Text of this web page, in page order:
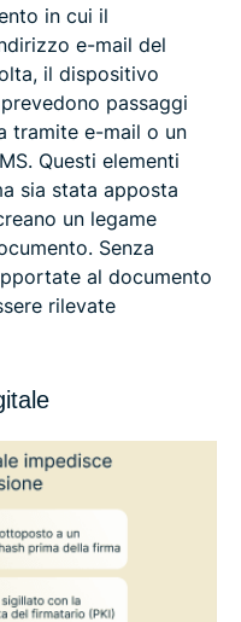
in cui il
e-mail del
il dispositivo
passaggi
tramite e-mail o un
Questi elementi
sia stata apposta
un legame
Senza
al documento
rilevate